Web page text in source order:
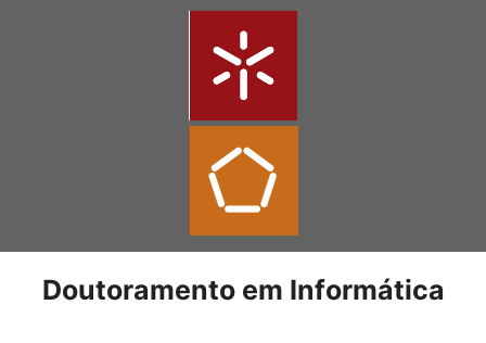
Doutoramento em Informática